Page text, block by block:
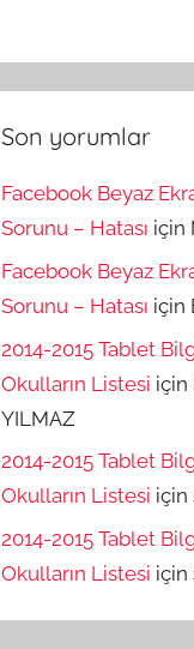
Son yorumlar
Facebook Beyaz
Sorunu – Hatası için
Facebook Beyaz
Sorunu – Hatası için
2014-2015 Tablet
Okulların Listesi için
YILMAZ
2014-2015 Tablet
Okulların Listesi için
2014-2015 Tablet
Okulların Listesi için